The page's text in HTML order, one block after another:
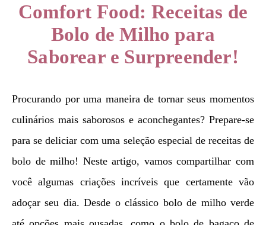
Comfort Food: Receitas de
Bolo de Milho para
Saborear e Surpreender!
Procurando por uma maneira de tornar seus momentos
culinários mais saborosos e aconchegantes? Prepare-se
para se deliciar com uma seleção especial de receitas de
bolo de milho! Neste artigo, vamos compartilhar com
você algumas criações incríveis que certamente vão
adoçar seu dia. Desde o clássico bolo de milho verde